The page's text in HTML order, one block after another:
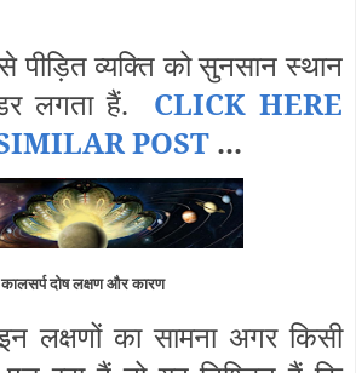
पीड़ित व्यक्ति को सुनसान स्थान
लगता हैं. CLICK HERE
POST ...
कालसर्प दोष लक्षण और कारण
लक्षणों का सामना अगर किसी